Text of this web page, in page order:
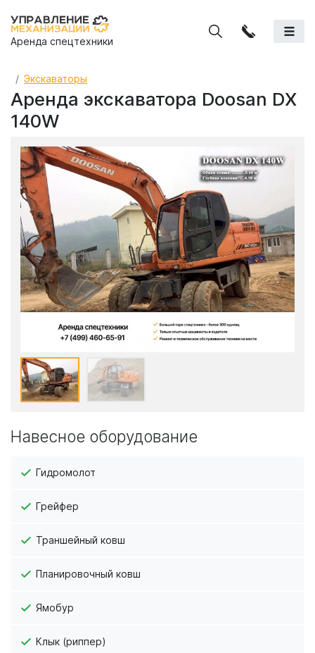
Аренда спецтехники
Экскаваторы
Аренда экскаватора Doosan DX
140W
Навесное оборудование
Гидромолот
Грейфер
Траншейный ковш
Планировочный ковш
Ямобур
Клык (риппер)